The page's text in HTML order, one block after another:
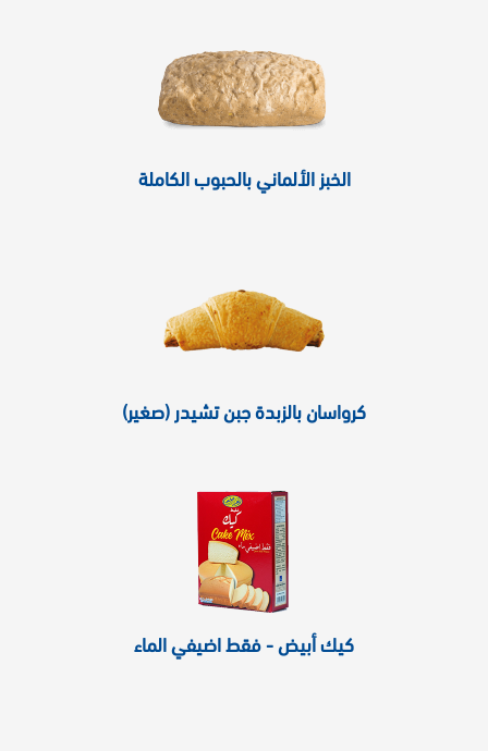
الخبز الألماني بالحبوب الكاملة
كرواسان بالزبدة جبن تشيدر (صغير)
كيك أبيض - فقط اضيفي الماء